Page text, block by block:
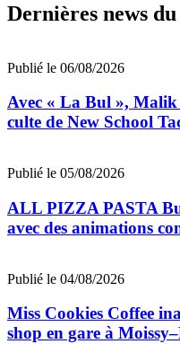
Dernières news
Publié le 06/08/2026
Avec « La Bul », Malik
culte de New School
Publié le 05/08/2026
ALL PIZZA PASTA
avec des animations
Publié le 04/08/2026
Miss Cookies Coffee
shop en gare à